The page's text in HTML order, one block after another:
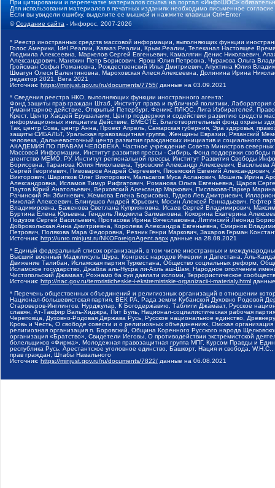
При цитировании и перепечатке материалов ссылка на портал «ИнфоШОС»
Для использования материалов в печатных изданиях необходимо письменное
Если вы увидели ошибку, выделите ее мышкой и нажмите клавиши Ctrl+Enter
©Создание сайта - Инфорос, 2007-2026
* Реестр иностранных средств массовой информации, выполняющих функции
Голос Америки, Idel.Реалии, Кавказ.Реалии, Крым.Реалии, Телеканал Настоящее
Людмила Алексеевна, Маркелов Сергей Евгеньевич, Камалягин Денис Николаевич,
Александрович, Маняхин Петр Борисович, Ярош Юлия Петровна, Чуракова Ольга
Гройсман Софья Романовна, Рождественский Илья Дмитриевич, Апухтина Юлия
Шмагун Олеся Валентиновна, Мароховская Алеся Алексеевна, Долинина Ирина
редактор 2021, Вега 2021
Источник: https://minjust.gov.ru/ru/documents/7755/ данные на 03.09.2021
* Сведения реестра НКО, выполняющих функции иностранного агента:
Фонд защиты прав граждан Штаб, Институт права и публичной политики,
Гуманитарное действие, Открытый Петербург, Феникс ПЛЮС, Лига Избирателей,
Крест, Центр Хасдей Ерушалаим, Центр поддержки и содействия развитию средств
информационных инициатив Действие, ВМЕСТЕ, Благотворительный фонд охраны
Так, центр Сова, центр Анна, Проект Апрель, Самарская губерния, Эра здоровья,
защиты СИБАЛЬТ, Уральская правозащитная группа, Женщины Евразии, Рязанский
человека, Дальневосточный центр развития гражданских инициатив и социального
АКАДЕМИЯ ПО ПРАВАМ ЧЕЛОВЕКА, Частное учреждение Совета Министров северных
Массовой Информации, Институт развития прессы - Сибирь, Фонд поддержки
агентство МЕМО. РУ, Институт региональной прессы, Институт Развития Свободы
Борисовна, Таранова Юлия Николаевна, Туровский Александр Алексеевич,
Сергей Георгиевич, Пивоваров Андрей Сергеевич, Писемский Евгений
Викторович, Шарипков Олег Викторович, Мальсагов Муса Асланович, Мошель Ирина
Александровна, Исламов Тимур Рифгатович, Романова Ольга Евгеньевна, Щаров
Паутов Юрий Анатольевич, Верховский Александр Маркович, Пислакова-Паркер
Рачинский Ян Збигневич, Жемкова Елена Борисовна, Гудков Лев Дмитриевич,
Николай Алексеевич, Блинушов Андрей Юрьевич, Мосин Алексей Геннадьевич,
Владимировна, Баженова Светлана Куприяновна, Исаев Сергей Владимирович,
Буртина Елена Юрьевна, Гендель Людмила Залмановна, Кокорина Екатерина
Подузов Сергей Васильевич, Протасова Ирина Вячеславовна, Литинский Леонид
Добровольская Анна Дмитриевна, Королева Александра Евгеньевна, Смирнов
Петрович, Полякова Мара Федоровна, Резник Генри Маркович, Захаров Герман
Источник: http://unro.minjust.ru/NKOForeignAgent.aspx данные на 28.08.2021
* Единый федеральный список организаций, в том числе иностранных и
Высший военный Маджлисуль Шура, Конгресс народов Ичкерии и Дагестана, Аль-
Движение Талибан, Исламская партия Туркестана, Общество социальных реформ,
Исламское государство, Джабха аль-Нусра ли-Ахль аш-Шам, Народное ополчение
Чистопольский Джамаат, Рохнамо ба суи давлати исломи, Террористическое
Источник: http://nac.gov.ru/terroristicheskie-i-ekstremistskie-organizacii-i-materialy.html
* Перечень общественных объединений и религиозных организаций в отношении
Национал-большевистская партия, ВЕК РА, Рада земли Кубанской Духовно Родовой
Староверов-Инглингов, Нурджулар, К Богодержавию, Таблиги Джамаат, Русское
славян, Ат-Такфир Валь-Хиджра, Пит Буль, Национал-социалистическая рабочая
Череповца, Духовно-Родовая Держава Русь, Русское национальное единство,
Кровь и Честь, О свободе совести и о религиозных объединениях, Омская
религиозная организация п. Боровский, Община Коренного Русского народа
организация «Братство», Свидетели Иеговы, О противодействии экстремистской
болельщиков «Фирма», Молодежная правозащитная группа МПГ, Курсом Правды и
республика Русь, Арестантское уголовное единство, Башкорт, Нация и свобода,
прав граждан, Штабы Навального
Источник: https://minjust.gov.ru/ru/documents/7822/ данные на 06.08.2021